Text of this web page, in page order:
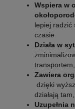
Wspiera w
lepiej radzić
czasie
Działa w
Zawiera
dzięki
działają
Uzupełnia